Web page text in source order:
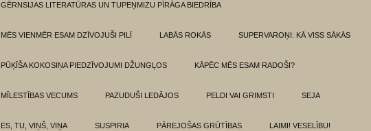
GĒRNSIJAS LITERATŪRAS UN TUPEŅMIZU PĪRĀGA BIEDRĪBA
MĒS VIENMĒR ESAM DZĪVOJUŠI PILĪ LABĀS ROKĀS SUPERVAROŅI: KĀ VISS SĀKĀS
PŪĶĪŠA KOKOSIŅA PIEDZĪVOJUMI DŽUNGĻOS KĀPĒC MĒS ESAM RADOŠI?
MĪLESTĪBAS VECUMS PAZUDUŠI LEDĀJOS PELDI VAI GRIMSTI SEJA
ES, TU, VIŅŠ, VIŅA SUSPIRIA PĀREJOŠAS GRŪTĪBAS LAIMI! VESELĪBU!